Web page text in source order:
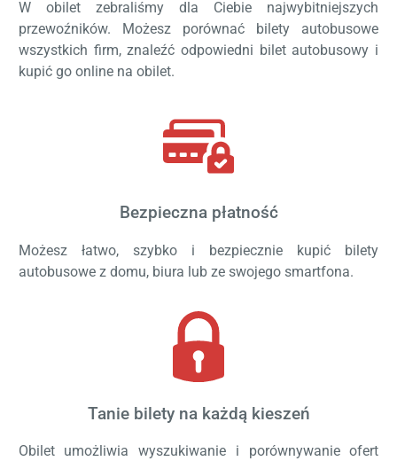
W obilet zebraliśmy dla Ciebie najwybitniejszych
przewoźników. Możesz porównać bilety autobusowe
wszystkich firm, znaleźć odpowiedni bilet autobusowy i
kupić go online na obilet.
Bezpieczna płatność
Możesz łatwo, szybko i bezpiecznie kupić bilety
autobusowe z domu, biura lub ze swojego smartfona.
Tanie bilety na każdą kieszeń
Obilet umożliwia wyszukiwanie i porównywanie ofert